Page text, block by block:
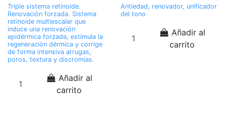
Triple sistema retinoide.
Renovación forzada. Sistema
retinoide multiescalar que
induce una renovación
epidérmica forzada, estimula la
regeneración dérmica y corrige
de forma intensiva arrugas,
poros, textura y discromías.
Añadir al
carrito
Antiedad, renovador, unificador
del tono
Añadir al
carrito